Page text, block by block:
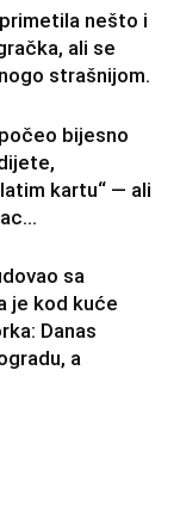
nešto i
ali se
strašnijom.
bijesno
kartu“ — ali
sa
je kod kuće
Danas
a